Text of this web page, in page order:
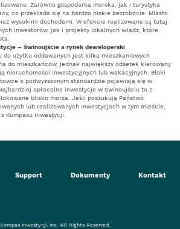
Zarówno gospodarka morska, jak i turystyka
co przekłada się na bardzo niskie bezrobocie. Miasto
wysokimi dochodami. W efekcie realizowane są tutaj
inwestorów, jak i projekty lokalnych władz, które
– Świnoujście a rynek deweloperski
do użytku oddawanych jest kilka mieszkaniowych
do mieszkańców, jednak największy odsetek kierowany
nieruchomości inwestycyjnych lub wakacyjnych. Bloki
o podwyższonym standardzie pojawiają się w
opłacalne inwestycje w Świnoujściu to z
blisko morza. Jeśli poszukują Państwo
lub realizowanych inwestycjach w tym mieście,
Kompasu Inwestycji.
Support Dokumenty Kontakt
Inwestycji, inc. All Rights Reserved.